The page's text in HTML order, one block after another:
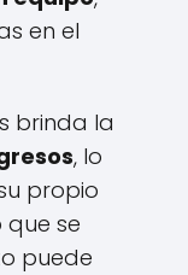
en el
brinda la
, lo
propio
se
puede